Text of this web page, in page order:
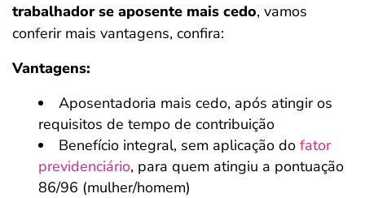
trabalhador se aposente mais cedo, vamos
conferir mais vantagens, confira:
Vantagens:
Aposentadoria mais cedo, após atingir os
requisitos de tempo de contribuição
Benefício integral, sem aplicação do fator
previdenciário, para quem atingiu a pontuação
86/96 (mulher/homem)